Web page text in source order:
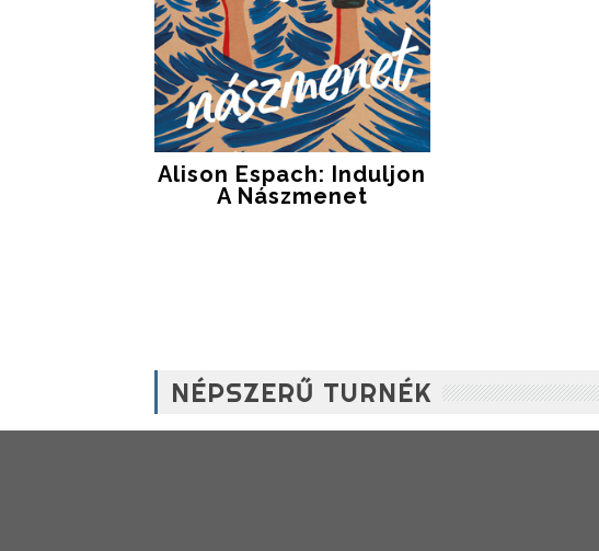
Alison Espach: Induljon
A Nászmenet
NÉPSZERŰ TURNÉK